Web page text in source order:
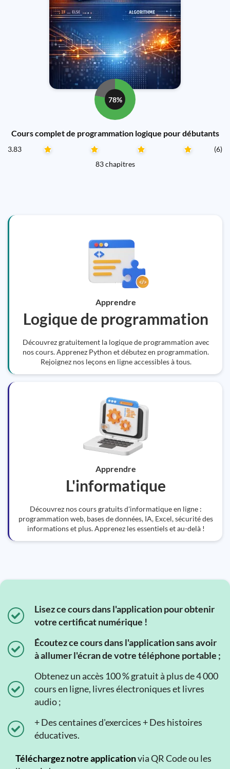
78%
Cours complet de programmation logique pour débutants
3.83
(6)
83 chapitres
Apprendre
Logique de programmation
Découvrez gratuitement la logique de programmation avec
nos cours. Apprenez Python et débutez en programmation.
Rejoignez nos leçons en ligne accessibles à tous.
Apprendre
L'informatique
Découvrez nos cours gratuits d'informatique en ligne :
programmation web, bases de données, IA, Excel, sécurité des
informations et plus. Apprenez les essentiels et au-delà !
Lisez ce cours dans l'application pour obtenir
votre certificat numérique !
Écoutez ce cours dans l'application sans avoir
à allumer l'écran de votre téléphone portable ;
Obtenez un accès 100 % gratuit à plus de 4 000
cours en ligne, livres électroniques et livres
audio ;
+ Des centaines d'exercices + Des histoires
éducatives.
Téléchargez notre applicationvia QR Code ou les